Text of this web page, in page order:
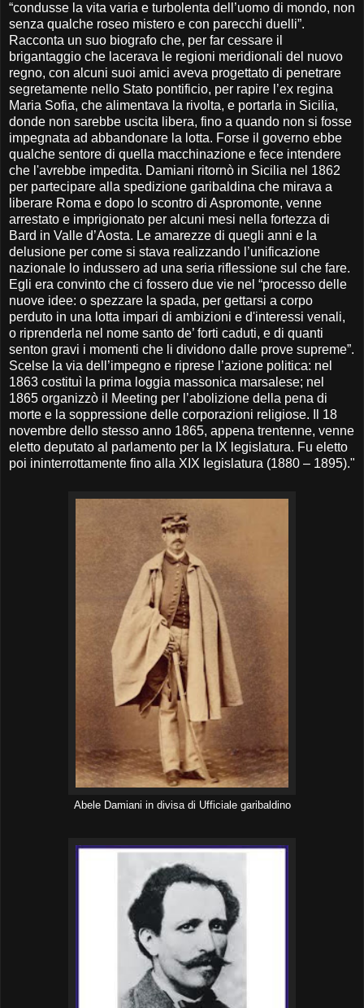
“condusse la vita varia e turbolenta dell’uomo di mondo, non
senza qualche roseo mistero e con parecchi duelli”.
Racconta un suo biografo che, per far cessare il
brigantaggio che lacerava le regioni meridionali del nuovo
regno, con alcuni suoi amici aveva progettato di penetrare
segretamente nello Stato pontificio, per rapire l’ex regina
Maria Sofia, che alimentava la rivolta, e portarla in Sicilia,
donde non sarebbe uscita libera, fino a quando non si fosse
impegnata ad abbandonare la lotta. Forse il governo ebbe
qualche sentore di quella macchinazione e fece intendere
che l'avrebbe impedita. Damiani ritornò in Sicilia nel 1862
per partecipare alla spedizione garibaldina che mirava a
liberare Roma e dopo lo scontro di Aspromonte, venne
arrestato e imprigionato per alcuni mesi nella fortezza di
Bard in Valle d’Aosta. Le amarezze di quegli anni e la
delusione per come si stava realizzando l’unificazione
nazionale lo indussero ad una seria riflessione sul che fare.
Egli era convinto che ci fossero due vie nel “processo delle
nuove idee: o spezzare la spada, per gettarsi a corpo
perduto in una lotta impari di ambizioni e d'interessi venali,
o riprenderla nel nome santo de’ forti caduti, e di quanti
senton gravi i momenti che li dividono dalle prove supreme”.
Scelse la via dell’impegno e riprese l’azione politica: nel
1863 costituì la prima loggia massonica marsalese; nel
1865 organizzò il Meeting per l’abolizione della pena di
morte e la soppressione delle corporazioni religiose. Il 18
novembre dello stesso anno 1865, appena trentenne, venne
eletto deputato al parlamento per la IX legislatura. Fu eletto
poi ininterrottamente fino alla XIX legislatura (1880 – 1895)."
Abele Damiani in divisa di Ufficiale garibaldino